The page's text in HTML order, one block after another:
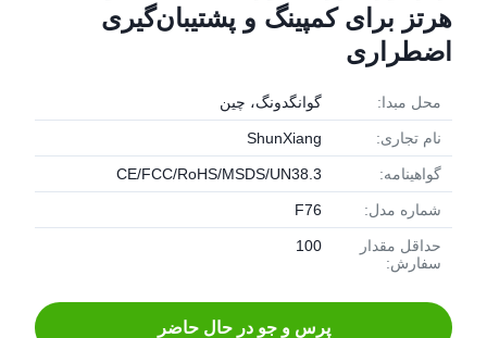
هرتز برای کمپینگ و پشتیبان‌گیری
اضطراری
محل مبدا: گوانگدونگ، چین
نام تجاری: ShunXiang
گواهینامه: CE/FCC/RoHS/MSDS/UN38.3
شماره مدل: F76
حداقل مقدار
سفارش:
100
پرس و جو در حال حاضر